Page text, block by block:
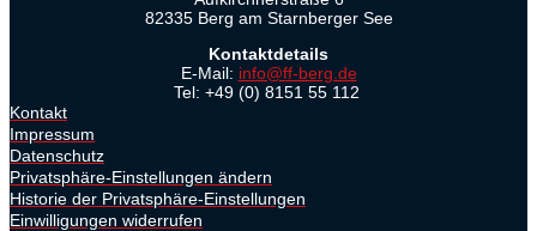
82335 Berg am Starnberger See
Kontaktdetails
E-Mail: info@ff-berg.de
Tel: +49 (0) 8151 55 112
Kontakt
Impressum
Datenschutz
Privatsphäre-Einstellungen ändern
Historie der Privatsphäre-Einstellungen
Einwilligungen widerrufen